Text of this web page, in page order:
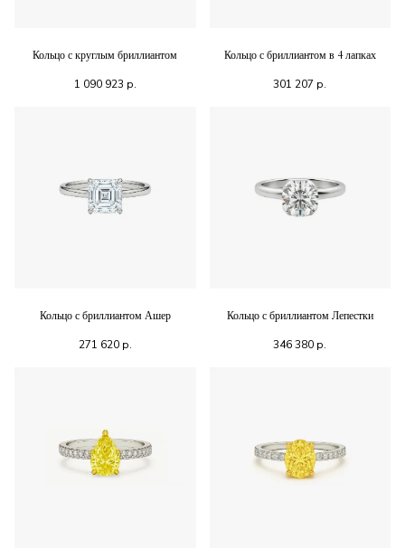
Кольцо с круглым бриллиантом
1 090 923 р.
Кольцо с бриллиантом в 4 лапках
301 207 р.
Кольцо с бриллиантом Ашер
271 620р.
Кольцо с бриллиантом Лепестки
346 380 р.